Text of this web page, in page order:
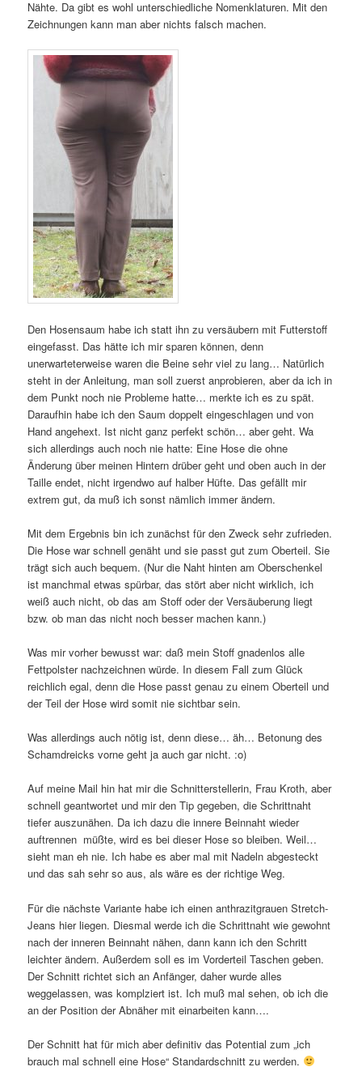
Nähte. Da gibt es wohl unterschiedliche Nomenklaturen. Mit den
Zeichnungen kann man aber nichts falsch machen.
Den Hosensaum habe ich statt ihn zu versäubern mit Futterstoff
eingefasst. Das hätte ich mir sparen können, denn
unerwarteterweise waren die Beine sehr viel zu lang… Natürlich
steht in der Anleitung, man soll zuerst anprobieren, aber da ich in
dem Punkt noch nie Probleme hatte… merkte ich es zu spät.
Daraufhin habe ich den Saum doppelt eingeschlagen und von
Hand angehext. Ist nicht ganz perfekt schön… aber geht. Wa
sich allerdings auch noch nie hatte: Eine Hose die ohne
Änderung über meinen Hintern drüber geht und oben auch in der
Taille endet, nicht irgendwo auf halber Hüfte. Das gefällt mir
extrem gut, da muß ich sonst nämlich immer ändern.
Mit dem Ergebnis bin ich zunächst für den Zweck sehr zufrieden.
Die Hose war schnell genäht und sie passt gut zum Oberteil. Sie
trägt sich auch bequem. (Nur die Naht hinten am Oberschenkel
ist manchmal etwas spürbar, das stört aber nicht wirklich, ich
weiß auch nicht, ob das am Stoff oder der Versäuberung liegt
bzw. ob man das nicht noch besser machen kann.)
Was mir vorher bewusst war: daß mein Stoff gnadenlos alle
Fettpolster nachzeichnen würde. In diesem Fall zum Glück
reichlich egal, denn die Hose passt genau zu einem Oberteil und
der Teil der Hose wird somit nie sichtbar sein.
Was allerdings auch nötig ist, denn diese… äh… Betonung des
Schamdreicks vorne geht ja auch gar nicht. :o)
Auf meine Mail hin hat mir die Schnitterstellerin, Frau Kroth, aber
schnell geantwortet und mir den Tip gegeben, die Schrittnaht
tiefer auszunähen. Da ich dazu die innere Beinnaht wieder
auftrennen müßte, wird es bei dieser Hose so bleiben. Weil…
sieht man eh nie. Ich habe es aber mal mit Nadeln abgesteckt
und das sah sehr so aus, als wäre es der richtige Weg.
Für die nächste Variante habe ich einen anthrazitgrauen Stretch-
Jeans hier liegen. Diesmal werde ich die Schrittnaht wie gewohnt
nach der inneren Beinnaht nähen, dann kann ich den Schritt
leichter ändern. Außerdem soll es im Vorderteil Taschen geben.
Der Schnitt richtet sich an Anfänger, daher wurde alles
weggelassen, was komplziert ist. Ich muß mal sehen, ob ich die
an der Position der Abnäher mit einarbeiten kann….
Der Schnitt hat für mich aber definitiv das Potential zum „ich
brauch mal schnell eine Hose“ Standardschnitt zu werden.